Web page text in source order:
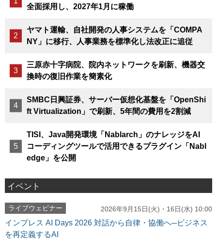
全面採用し、2027年1月に稼働
ヤマト運輸、自社開発の人事システムを「COMPA
NY」に移行、人事業務を標準化し法改正に追従
三原赤十字病院、院内ネットワークを刷新、機器交
換時の復旧作業を簡素化
SMBC日興証券、サーバー仮想化基盤を「OpenShi
ft Virtualization」で刷新、5年間の費用を2割減
TISI、Java開発環境「Nablarch」のナレッジをAI
コーディングツールで活用できるプラグイン「Nabl
edge」を公開
イベント
ライブウェビナー 2026年9月15日(火)・16日(水) 10:00
インプレス AI Days 2026 対話から自律・協働へ─ビジネス
を再定義するAI